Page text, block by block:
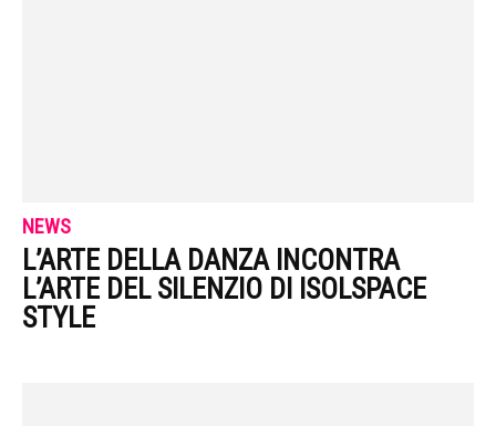
NEWS
L’ARTE DELLA DANZA INCONTRA
L’ARTE DEL SILENZIO DI ISOLSPACE
STYLE